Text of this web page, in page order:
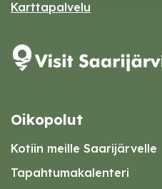
Karttapalvelu
Oikopolut
Kotiin meille Saarijärvelle
Tapahtumakalenteri